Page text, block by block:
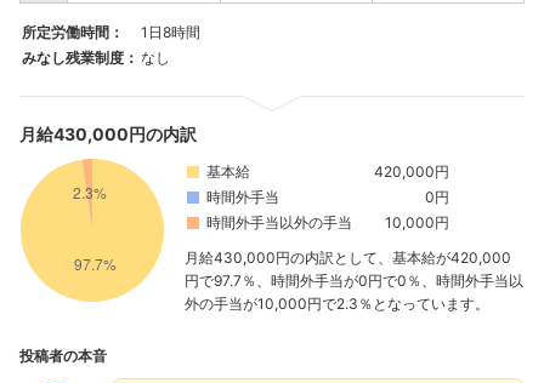
所定労働時間：
1日8時間
みなし残業制度： なし
月給430,000円の内訳
基本給
420,000円
時間外手当
0円
時間外手当以外の手当
10,000円
月給430,000円の内訳として、基本給が420,000
円で97.7％、時間外手当が0円で0％、時間外手当以
外の手当が10,000円で2.3％となっています。
投稿者の本音